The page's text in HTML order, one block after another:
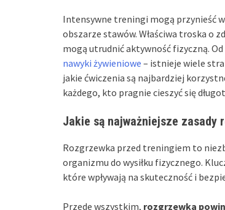
Intensywne treningi mogą przynieść
obszarze stawów. Właściwa troska o
mogą utrudnić aktywność fizyczną.
nawyki żywieniowe – istnieje wiele
jakie ćwiczenia są najbardziej
każdego, kto pragnie cieszyć się
Jakie są najważniejsze
Rozgrzewka przed treningiem to
organizmu do wysiłku fizycznego.
które wpływają na skuteczność i
Przede wszystkim, rozgrzewka